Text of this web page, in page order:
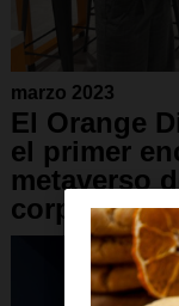
marzo 2023
El Orange
el primer
metaverso
corporativo